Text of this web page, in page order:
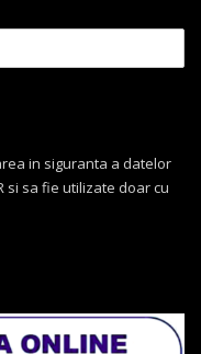
in siguranta a datelor
si sa fie utilizate doar cu